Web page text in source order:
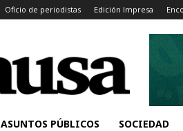
Oficio de periodistas Edición Impresa
ASUNTOS PÚBLICOS SOCIEDAD